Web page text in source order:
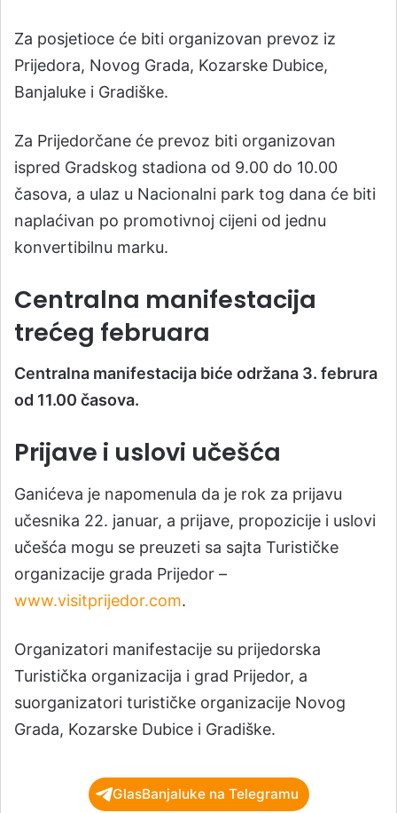
Za posjetioce će biti organizovan prevoz iz
Prijedora, Novog Grada, Kozarske Dubice,
Banjaluke i Gradiške.
Za Prijedorčane će prevoz biti organizovan
ispred Gradskog stadiona od 9.00 do 10.00
časova, a ulaz u Nacionalni park tog dana će biti
naplaćivan po promotivnoj cijeni od jednu
konvertibilnu marku.
Centralna manifestacija
trećeg februara
Centralna manifestacija biće održana 3. februra
od 11.00 časova.
Prijave i uslovi učešća
Ganićeva je napomenula da je rok za prijavu
učesnika 22. januar, a prijave, propozicije i uslovi
učešća mogu se preuzeti sa sajta Turističke
organizacije grada Prijedor –
www.visitprijedor.com.
Organizatori manifestacije su prijedorska
Turistička organizacija i grad Prijedor, a
suorganizatori turističke organizacije Novog
Grada, Kozarske Dubice i Gradiške.
GlasBanjaluke na Telegramu